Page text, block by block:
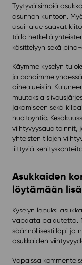
Tyytyväisimpiä
asunnon kuntoon.
asuinalue saavat
tällä hetkellä
käsittelyyn sekä
Käymme kyselyn
ja pohdimme
aihealueisiin.
muutoksia
jakamiseen sekä
huoltoyhtiö.
viihtyvyysauditoinnit,
yhteisten tilojen
liittyviä
Asukkaiden
löytämään
Kyselyn lopuksi
vapaata palautetta.
säännöllisesti läpi ja
asukkaiden
Vapaissa